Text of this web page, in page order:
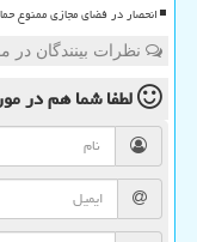
انحصار در فضای مجازی ممنوع
نظرات بینندگان در
لطفا شما همدر